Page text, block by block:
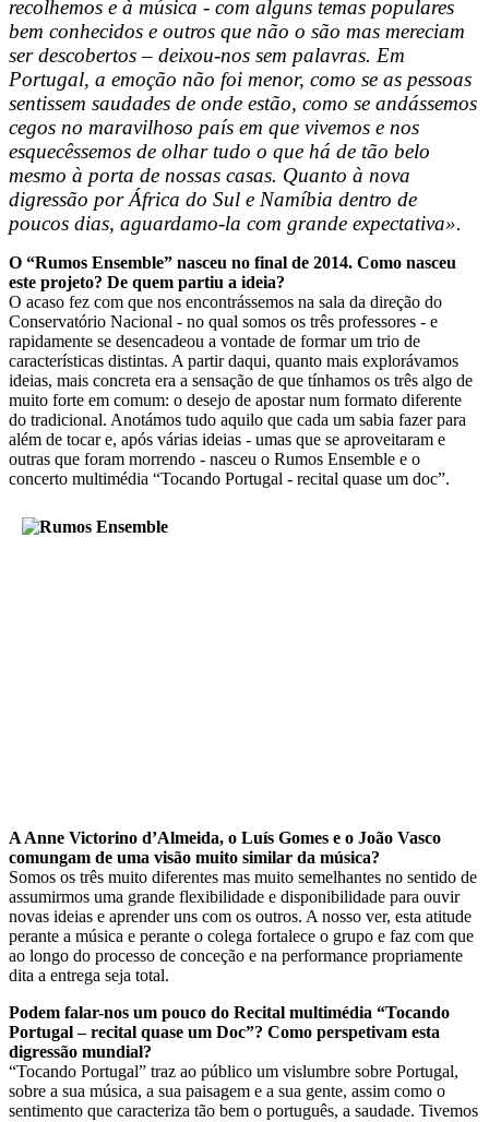
recolhemos e à música - com alguns temas populares
bem conhecidos e outros que não o são mas mereciam
ser descobertos – deixou-nos sem palavras. Em
Portugal, a emoção não foi menor, como se as pessoas
sentissem saudades de onde estão, como se andássemos
cegos no maravilhoso país em que vivemos e nos
esquecêssemos de olhar tudo o que há de tão belo
mesmo à porta de nossas casas. Quanto à nova
digressão por África do Sul e Namíbia dentro de
poucos dias, aguardamo-la com grande expectativa».
O “Rumos Ensemble” nasceu no final de 2014. Como nasceu
este projeto? De quem partiu a ideia?
O acaso fez com que nos encontrássemos na sala da direção do
Conservatório Nacional - no qual somos os três professores - e
rapidamente se desencadeou a vontade de formar um trio de
características distintas. A partir daqui, quanto mais explorávamos
ideias, mais concreta era a sensação de que tínhamos os três algo de
muito forte em comum: o desejo de apostar num formato diferente
do tradicional. Anotámos tudo aquilo que cada um sabia fazer para
além de tocar e, após várias ideias - umas que se aproveitaram e
outras que foram morrendo - nasceu o Rumos Ensemble e o
concerto multimédia “Tocando Portugal - recital quase um doc”.
A Anne Victorino d’Almeida, o Luís Gomes e o João Vasco
comungam de uma visão muito similar da música?
Somos os três muito diferentes mas muito semelhantes no sentido de
assumirmos uma grande flexibilidade e disponibilidade para ouvir
novas ideias e aprender uns com os outros. A nosso ver, esta atitude
perante a música e perante o colega fortalece o grupo e faz com que
ao longo do processo de conceção e na performance propriamente
dita a entrega seja total.
Podem falar-nos um pouco do Recital multimédia “Tocando
Portugal – recital quase um Doc”? Como perspetivam esta
digressão mundial?
“Tocando Portugal” traz ao público um vislumbre sobre Portugal,
sobre a sua música, a sua paisagem e a sua gente, assim como o
sentimento que caracteriza tão bem o português, a saudade. Tivemos